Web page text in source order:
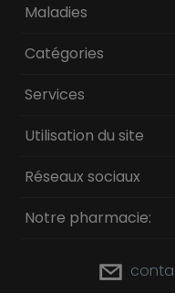
Maladies
Catégories
Services
Utilisation du site
Réseaux sociaux
Notre pharmacie: